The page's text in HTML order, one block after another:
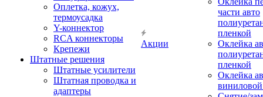
Оплетка, кожух,
термоусадка
Y-коннектор
RCA коннекторы
Крепежи
Штатные решения
Штатные усилители
Штатная проводка и
адаптеры
Акции
части авто
пленкой
Оклейка
пленкой
Оклейка